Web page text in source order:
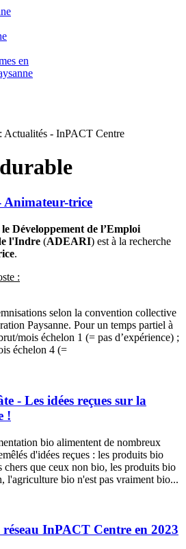
en
Actualités - InPACT Centre
Animateur-trice
Développement de l’Emploi
l'Indre (ADEARI) est à la recherche
.
:
selon la convention collective
Paysanne. Pour un temps partiel à
mois échelon 1 (= pas d’expérience) ;
échelon 4 (=
- Les idées reçues sur la
!
bio alimentent de nombreux
d'idées reçues : les produits bio
chers que ceux non bio, les produits bio
l'agriculture bio n'est pas vraiment bio...
InPACT Centre en 2023